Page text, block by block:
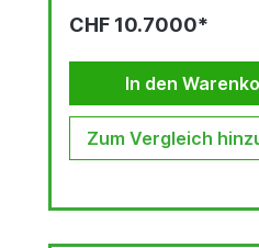
für Lasten bis 1.000 kg. 100
Zeichen Sorgfältig
Abriebfest, zuverlässig
im Schnürgang
CHF 10.7000*
In den
Zum Vergleich